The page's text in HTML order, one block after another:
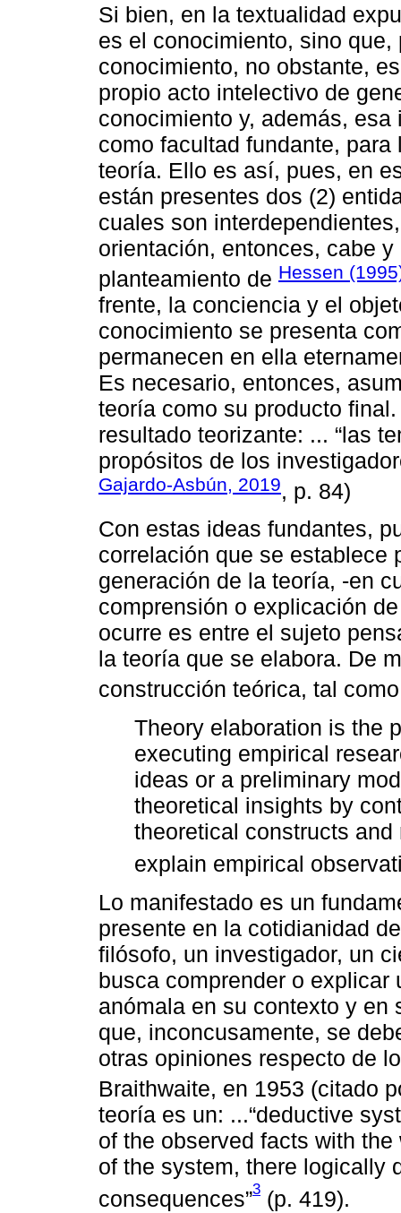
Si bien, en la textualidad
es el conocimiento, sino
conocimiento, no obstante,
propio acto intelectivo de
conocimiento y, además,
como facultad fundante,
teoría. Ello es así, pues, en
están presentes dos (2)
cuales son
orientación, entonces, cabe
planteamiento de Hessen
frente, la conciencia y el
conocimiento se presenta
permanecen en ella
Es necesario, entonces,
teoría como su producto
resultado teorizante: ... “las
propósitos de los
Gajardo-Asbún, 2019, p. 84)
Con estas ideas fundantes,
correlación que se establece
generación de la teoría, -en
comprensión o explicación
ocurre es entre el sujeto
la teoría que se elabora. De
construcción teórica, tal
Theory elaboration is the
executing empirical
ideas or a preliminary
theoretical insights by
theoretical constructs
explain empirical
Lo manifestado es un
presente en la cotidianidad
filósofo, un investigador, un
busca comprender o
anómala en su contexto y en
que, inconcusamente, se
otras opiniones respecto de
Braithwaite, en 1953 (citado
teoría es un: ...“deductive
of the observed facts with
of the system, there logically
consequences”3 (p. 419).